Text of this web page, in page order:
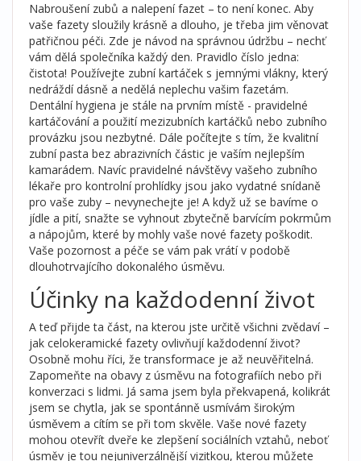
Nabroušení zubů a nalepení fazet – to není konec. Aby
vaše fazety sloužily krásně a dlouho, je třeba jim věnovat
patřičnou péči. Zde je návod na správnou údržbu – nechť
vám dělá společníka každý den. Pravidlo číslo jedna:
čistota! Používejte zubní kartáček s jemnými vlákny, který
nedráždí dásně a nedělá neplechu vašim fazetám.
Dentální hygiena je stále na prvním místě - pravidelné
kartáčování a použití mezizubních kartáčků nebo zubního
provázku jsou nezbytné. Dále počítejte s tím, že kvalitní
zubní pasta bez abrazivních částic je vaším nejlepším
kamarádem. Navíc pravidelné návštěvy vašeho zubního
lékaře pro kontrolní prohlídky jsou jako vydatné snídaně
pro vaše zuby – nevynechejte je! A když už se bavíme o
jídle a pití, snažte se vyhnout zbytečně barvícím pokrmům
a nápojům, které by mohly vaše nové fazety poškodit.
Vaše pozornost a péče se vám pak vrátí v podobě
dlouhotrvajícího dokonalého úsměvu.
Účinky na každodenní život
A teď přijde ta část, na kterou jste určitě všichni zvědaví –
jak celokeramické fazety ovlivňují každodenní život?
Osobně mohu říci, že transformace je až neuvěřitelná.
Zapomeňte na obavy z úsměvu na fotografiích nebo při
konverzaci s lidmi. Já sama jsem byla překvapená, kolikrát
jsem se chytla, jak se spontánně usmívám širokým
úsměvem a cítím se při tom skvěle. Vaše nové fazety
mohou otevřít dveře ke zlepšení sociálních vztahů, neboť
úsměv je tou nejuniverzálnější vizitkou, kterou můžete